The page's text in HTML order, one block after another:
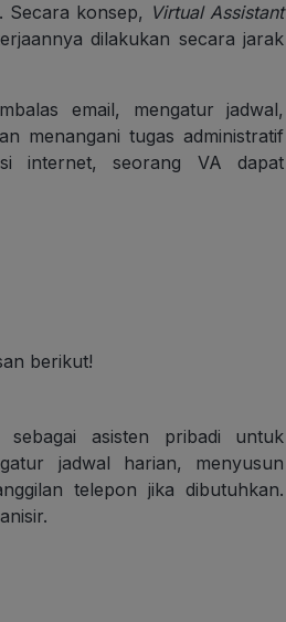
. Secara konsep, Virtual Assistant
dilakukan secara jarak
email, mengatur jadwal,
menangani tugas administratif
internet, seorang VA dapat
berikut!
asisten pribadi untuk
jadwal harian, menyusun
telepon jika dibutuhkan.